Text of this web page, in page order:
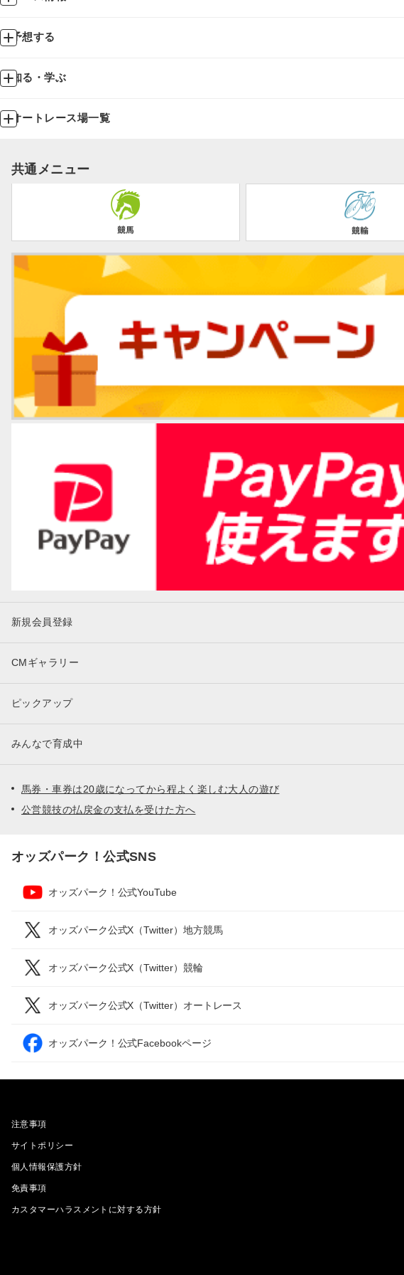
予想する
知る・学ぶ
オートレース場一覧
共通メニュー
新規会員登録
CMギャラリー
ピックアップ
みんなで育成中
馬券・車券は20歳になってから程よく楽しむ大人の遊び
公営競技の払戻金の支払を受けた方へ
オッズパーク！公式SNS
オッズパーク！公式YouTube
オッズパーク公式X（Twitter）地方競馬
オッズパーク公式X（Twitter）競輪
オッズパーク公式X（Twitter）オートレース
オッズパーク！公式Facebookページ
注意事項
サイトポリシー
個人情報保護方針
免責事項
カスタマーハラスメントに対する方針